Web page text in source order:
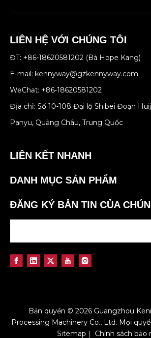
LIÊN HỆ VỚI CHÚNG TÔI
ĐT: +86-18620581202 (Bà Hope Kang)
E-mail: kennyway@gzkennyway.com
WeChat: +86-18620581202
Địa chỉ: Số 10-108 Đại lộ Shibei Đoạn
Panyu, Quảng Châu, Trung Quốc
LIÊN KẾT NHANH
DANH MỤC SẢN PHẨM
ĐĂNG KÝ BẢN TIN CỦA
Bản quyền © 2026 Guangzhou
Processing Machinery Co., Ltd. Mọi
Sitemap ｜ Chính sách bảo